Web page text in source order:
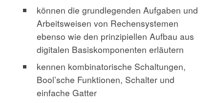
können die grundlegenden Aufgaben und
Arbeitsweisen von Rechensystemen
ebenso wie den prinzipiellen Aufbau aus
digitalen Basiskomponenten erläutern
kennen kombinatorische Schaltungen,
Bool’sche Funktionen, Schalter und
einfache Gatter